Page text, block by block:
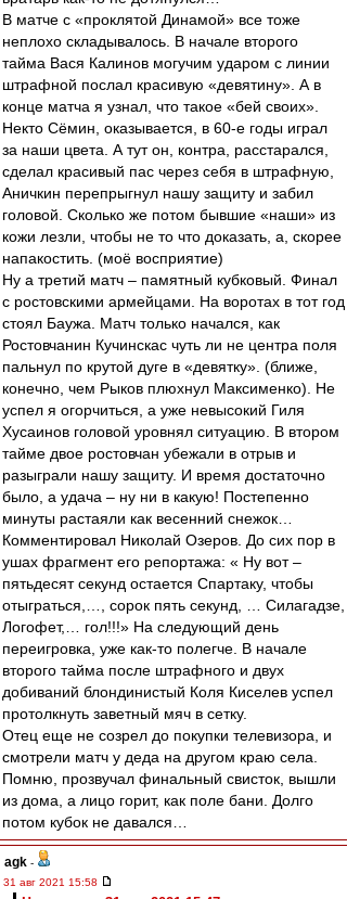
В матче с «проклятой Динамой» все тоже
неплохо складывалось. В начале второго
тайма Вася Калинов могучим ударом с линии
штрафной послал красивую «девятину». А в
конце матча я узнал, что такое «бей своих».
Некто Сёмин, оказывается, в 60-е годы играл
за наши цвета. А тут он, контра, расстарался,
сделал красивый пас через себя в штрафную,
Аничкин перепрыгнул нашу защиту и забил
головой. Сколько же потом бывшие «наши» из
кожи лезли, чтобы не то что доказать, а, скорее
напакостить. (моё восприятие)
Ну а третий матч – памятный кубковый. Финал
с ростовскими армейцами. На воротах в тот год
стоял Баужа. Матч только начался, как
Ростовчанин Кучинскас чуть ли не центра поля
пальнул по крутой дуге в «девятку». (ближе,
конечно, чем Рыков плюхнул Максименко). Не
успел я огорчиться, а уже невысокий Гиля
Хусаинов головой уровнял ситуацию. В втором
тайме двое ростовчан убежали в отрыв и
разыграли нашу защиту. И время достаточно
было, а удача – ну ни в какую! Постепенно
минуты растаяли как весенний снежок…
Комментировал Николай Озеров. До сих пор в
ушах фрагмент его репортажа: « Ну вот –
пятьдесят секунд остается Спартаку, чтобы
отыграться,…, сорок пять секунд, … Силагадзе,
Логофет,… гол!!!» На следующий день
переигровка, уже как-то полегче. В начале
второго тайма после штрафного и двух
добиваний блондинистый Коля Киселев успел
протолкнуть заветный мяч в сетку.
Отец еще не созрел до покупки телевизора, и
смотрели матч у деда на другом краю села.
Помню, прозвучал финальный свисток, вышли
из дома, а лицо горит, как поле бани. Долго
потом кубок не давался…
agk -
31 авг 2021 15:58